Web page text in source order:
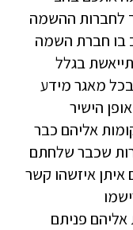
לחברות ההשמה
בו חברת השמה
בגלל
מאגר מידע
הישיר
אליהם כבר
שכבר שלחתם
איתן איזשהו קשר
פניתם